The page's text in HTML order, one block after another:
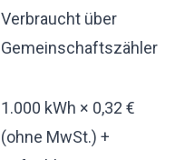
Verbraucht über
Gemeinschaftszähler
1.000 kWh × 0,32 €
(ohne MwSt.) +